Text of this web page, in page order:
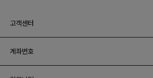
고객센터
계좌번호